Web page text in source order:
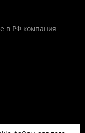
в РФ компания